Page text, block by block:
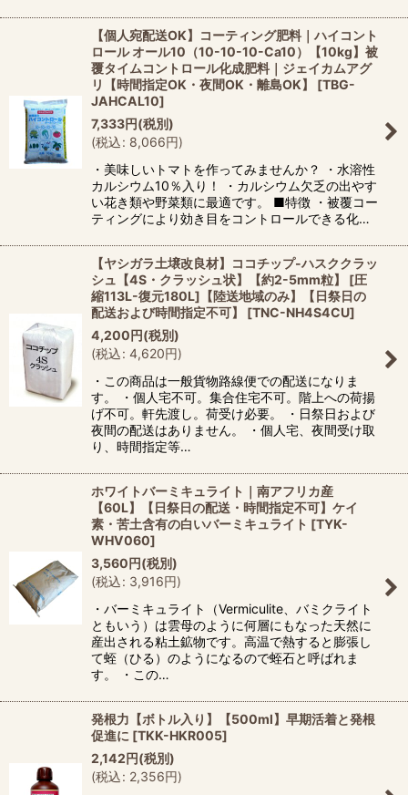
【個人宛配送OK】コーティング肥料｜ハイコント
ロール オール10（10-10-10-Ca10）【10kg】被
覆タイムコントロール化成肥料｜ジェイカムアグ
リ【時間指定OK・夜間OK・離島OK】
[TBG-
JAHCAL10]
7,333円(税別)
(税込: 8,066円)
・美味しいトマトを作ってみませんか？ ・水溶性
カルシウム10％入り！ ・カルシウム欠乏の出やす
い花き類や野菜類に最適です。 ■特徴 ・被覆コー
ティングにより効き目をコントロールできる化…
【ヤシガラ土壌改良材】ココチップ-ハスククラッ
シュ【4S・クラッシュ状】【約2-5mm粒】 [圧
縮113L-復元180L]【陸送地域のみ】【日祭日の
配送および時間指定不可】
[TNC-NH4S4CU]
4,200円(税別)
(税込: 4,620円)
・この商品は一般貨物路線便での配送になりま
す。 ・個人宅不可。集合住宅不可。階上への荷揚
げ不可。軒先渡し。荷受け必要。 ・日祭日および
夜間の配送はありません。 ・個人宅、夜間受け取
り、時間指定等…
ホワイトバーミキュライト｜南アフリカ産
【60L】【日祭日の配送・時間指定不可】ケイ
素・苦土含有の白いバーミキュライト [TYK-
WHV060]
3,560円(税別)
(税込: 3,916円)
・バーミキュライト（Vermiculite、バミクライト
ともいう）は雲母のように何層にもなった天然に
産出される粘土鉱物です。高温で熱すると膨張し
て蛭（ひる）のようになるので蛭石と呼ばれま
す。 ・この…
発根力【ボトル入り】【500ml】早期活着と発根
促進に [TKK-HKR005]
2,142円(税別)
(税込: 2,356円)